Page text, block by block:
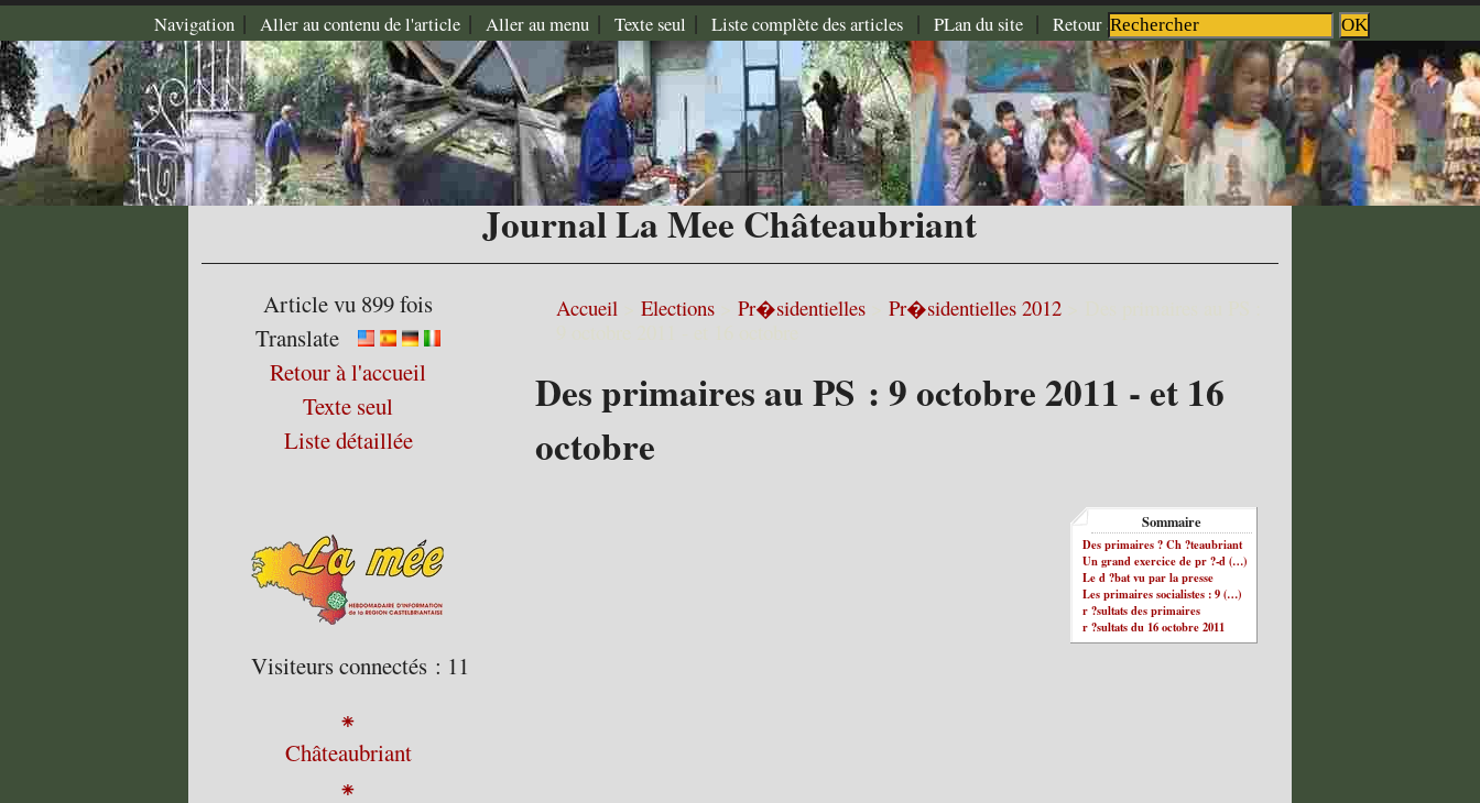
Navigation | Aller au contenu de l'article | Aller au menu | Texte seul | Liste complète des articles | PLan du site | Retour à l'accueil| |
Journal La Mee Châteaubriant
Accueil Elections> Pr�sidentielles> Pr�sidentielles 2012>
Des primaires au PS : 9 octobre 2011 - et 16
octobre
Sommaire
Des primaires ? Ch ?teaubriant
Un grand exercice de pr ?-d (…)
Le d ?bat vu par la presse
Les primaires socialistes : 9 (…)
r ?sultats des primaires
r ?sultats du 16 octobre 2011
Article vu 899 fois
Translate
Retour à l'accueil
Texte seul
Liste détaillée
Visiteurs connectés : 11
⁕
Châteaubriant
⁕